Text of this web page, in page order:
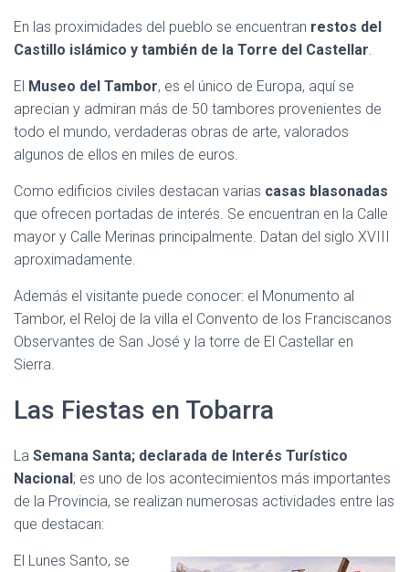
En las proximidades del pueblo se encuentran restos del
Castillo islámico y también de la Torre del Castellar.
El Museo del Tambor, es el único de Europa, aquí se
aprecian y admiran más de 50 tambores provenientes de
todo el mundo, verdaderas obras de arte, valorados
algunos de ellos en miles de euros.
Como edificios civiles destacan varias casas blasonadas
que ofrecen portadas de interés. Se encuentran en la Calle
mayor y Calle Merinas principalmente. Datan del siglo XVIII
aproximadamente.
Además el visitante puede conocer: el Monumento al
Tambor, el Reloj de la villa el Convento de los Franciscanos
Observantes de San José y la torre de El Castellar en
Sierra.
Las Fiestas en Tobarra
La Semana Santa; declarada de Interés Turístico
Nacional; es uno de los acontecimientos más importantes
de la Provincia, se realizan numerosas actividades entre las
que destacan:
El Lunes Santo, se